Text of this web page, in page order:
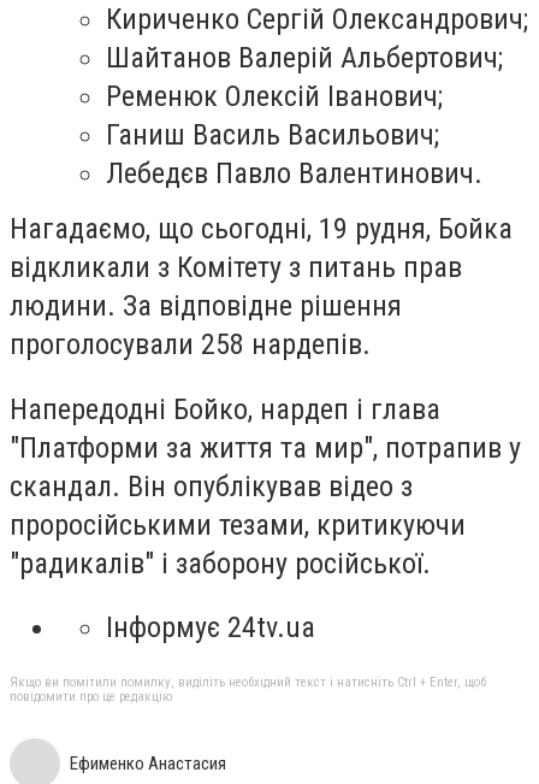
Кириченко Сергій Олександрович;
Шайтанов Валерій Альбертович;
Ременюк Олексій Іванович;
Ганиш Василь Васильович;
Лебедєв Павло Валентинович.
Нагадаємо, що сьогодні, 19 рудня, Бойка
відкликали з Комітету з питань прав
людини. За відповідне рішення
проголосували 258 нардепів.
Напередодні Бойко, нардеп і глава
"Платформи за життя та мир", потрапив у
скандал. Він опублікував відео з
проросійськими тезами, критикуючи
"радикалів" і заборону російської.
Інформує 24tv.ua
Якщо ви помітили помилку, виділіть необхідний текст і натисніть Ctrl + Enter, щоб
повідомити про це редакцію
Ефименко Анастасия